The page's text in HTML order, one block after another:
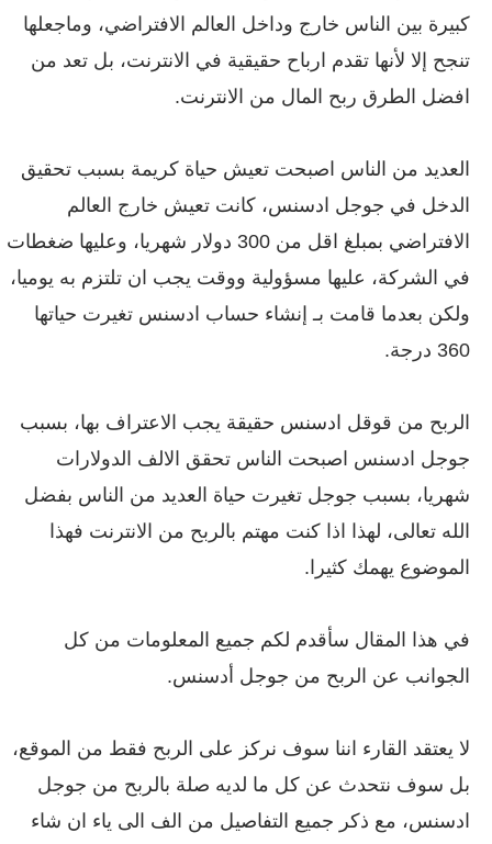
كبيرة بين الناس خارج وداخل العالم الافتراضي، وماجعلها
تنجح إلا لأنها تقدم ارباح حقيقية في الانترنت، بل تعد من
افضل الطرق ربح المال من الانترنت.
العديد من الناس اصبحت تعيش حياة كريمة بسبب تحقيق
الدخل في جوجل ادسنس، كانت تعيش خارج العالم
الافتراضي بمبلغ اقل من 300 دولار شهريا، وعليها ضغطات
في الشركة، عليها مسؤولية ووقت يجب ان تلتزم به يوميا،
ولكن بعدما قامت بـ إنشاء حساب ادسنس تغيرت حياتها
360 درجة.
الربح من قوقل ادسنس حقيقة يجب الاعتراف بها، بسبب
جوجل ادسنس اصبحت الناس تحقق الالف الدولارات
شهريا، بسبب جوجل تغيرت حياة العديد من الناس بفضل
الله تعالى، لهذا اذا كنت مهتم بالربح من الانترنت فهذا
الموضوع يهمك كثيرا.
في هذا المقال سأقدم لكم جميع المعلومات من كل
الجوانب عن الربح من جوجل أدسنس.
لا يعتقد القارء اننا سوف نركز على الربح فقط من الموقع،
بل سوف نتحدث عن كل ما لديه صلة بالربح من جوجل
ادسنس، مع ذكر جميع التفاصيل من الف الى ياء ان شاء